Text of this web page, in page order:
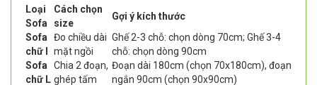
Loại
Sofa
Cách chọn
size
Gợi ý kích thước
Sofa
chữ I
Đo chiều dài
mặt ngồi
Ghế 2-3 chỗ: chọn dòng 70cm; Ghế 3-4
chỗ: chọn dòng 90cm
Sofa
chữ L
Chia 2 đoạn,
ghép tấm
Đoạn dài 180cm (chọn 70x180cm), đoạn
ngắn 90cm (chọn 90x90cm)